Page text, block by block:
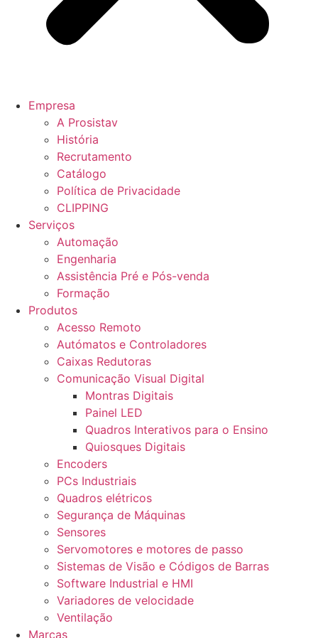
Empresa
A Prosistav
História
Recrutamento
Catálogo
Política de Privacidade
CLIPPING
Serviços
Automação
Engenharia
Assistência Pré e Pós-venda
Formação
Produtos
Acesso Remoto
Autómatos e Controladores
Caixas Redutoras
Comunicação Visual Digital
Montras Digitais
Painel LED
Quadros Interativos para o Ensino
Quiosques Digitais
Encoders
PCs Industriais
Quadros elétricos
Segurança de Máquinas
Sensores
Servomotores e motores de passo
Sistemas de Visão e Códigos de Barras
Software Industrial e HMI
Variadores de velocidade
Ventilação
Marcas